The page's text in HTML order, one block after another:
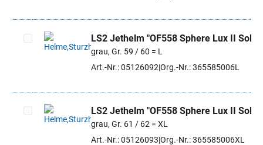
Artikel auswählen
LS2 Jethelm "OF558 Sphere Lux II Solid"
grau, Gr. 59 / 60 = L
Art.-Nr.: 05126092 Org.-Nr.: 365585006L
Artikel auswählen
LS2 Jethelm "OF558 Sphere Lux II Solid"
grau, Gr. 61 / 62 = XL
Art.-Nr.: 05126093 Org.-Nr.: 365585006XL